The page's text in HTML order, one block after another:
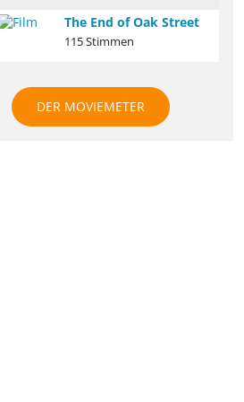
The End of Oak Street
115 Stimmen
DER MOVIEMETER